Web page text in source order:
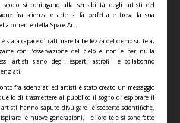
secolo si coniugano alla sensibilità degli artisti del
fra scienza e arte si fa perfetta e trova la sua
corrente della Space Art.
stata capace di catturare la bellezza del cosmo su tela,
con l’osservazione del cielo e non è per nulla
artisti siano degli esperti astrofili e collaborino
fra scienziati ed artisti è stato creato un messaggio
di trasmettere al pubblico il sogno di esplorare il
artisti hanno saputo divulgare le scoperte scientifiche,
le nuove generazioni, le loro tele si sono fatte